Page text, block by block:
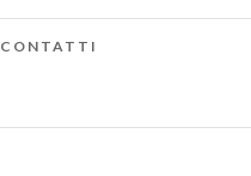
CONTATTI